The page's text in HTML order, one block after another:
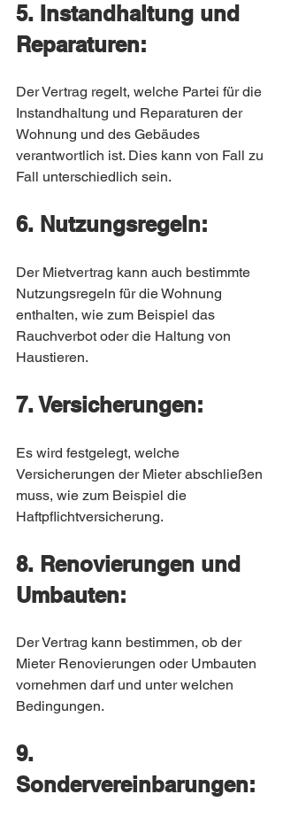
5. Instandhaltung und
Reparaturen:
Der Vertrag regelt, welche Partei für die
Instandhaltung und Reparaturen der
Wohnung und des Gebäudes
verantwortlich ist. Dies kann von Fall zu
Fall unterschiedlich sein.
6. Nutzungsregeln:
Der Mietvertrag kann auch bestimmte
Nutzungsregeln für die Wohnung
enthalten, wie zum Beispiel das
Rauchverbot oder die Haltung von
Haustieren.
7. Versicherungen:
Es wird festgelegt, welche
Versicherungen der Mieter abschließen
muss, wie zum Beispiel die
Haftpflichtversicherung.
8. Renovierungen und
Umbauten:
Der Vertrag kann bestimmen, ob der
Mieter Renovierungen oder Umbauten
vornehmen darf und unter welchen
Bedingungen.
9.
Sondervereinbarungen: